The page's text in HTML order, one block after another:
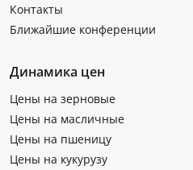
Контакты
Ближайшие конференции
Динамика цен
Цены на зерновые
Цены на масличные
Цены на пшеницу
Цены на кукурузу